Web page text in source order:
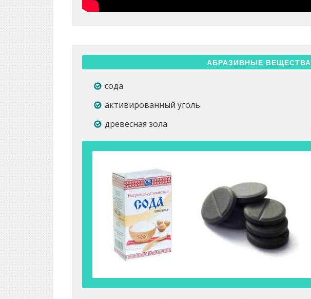
АБРАЗИВНЫЕ ВЕЩЕСТВА
сода
активированный уголь
древесная зола